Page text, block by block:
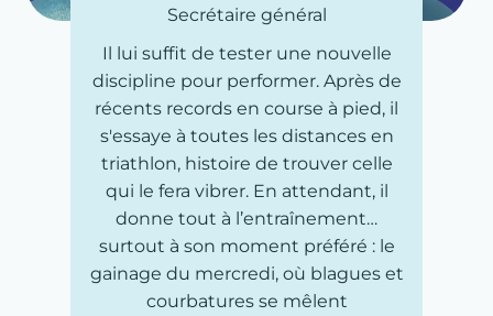
Secrétaire général
Il lui suffit de tester une nouvelle
discipline pour performer. Après de
récents records en course à pied, il
s'essaye à toutes les distances en
triathlon, histoire de trouver celle
qui le fera vibrer. En attendant, il
donne tout à l’entraînement…
surtout à son moment préféré : le
gainage du mercredi, où blagues et
courbatures se mêlent